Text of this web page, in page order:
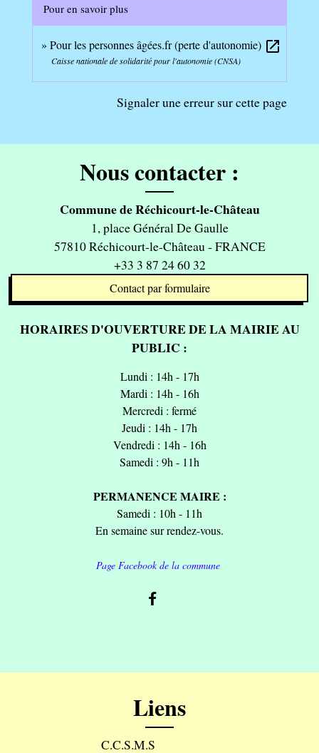
Pour en savoir plus
Pour les personnes âgées.fr (perte d'autonomie) open_in_new
Caisse nationale de solidarité pour l'autonomie (CNSA)
Signaler une erreur sur cette page
Nous contacter :
Commune de Réchicourt-le-Château
1, place Général De Gaulle
57810 Réchicourt-le-Château - FRANCE
+33 3 87 24 60 32
Contact par formulaire
HORAIRES D'OUVERTURE DE LA MAIRIE AU
PUBLIC :
Lundi : 14h - 17h
Mardi : 14h - 16h
Mercredi : fermé
Jeudi : 14h - 17h
Vendredi : 14h - 16h
Samedi : 9h - 11h
PERMANENCE MAIRE :
Samedi : 10h - 11h
En semaine sur rendez-vous.
Page Facebook de la commune
Liens
C.C.S.M.S